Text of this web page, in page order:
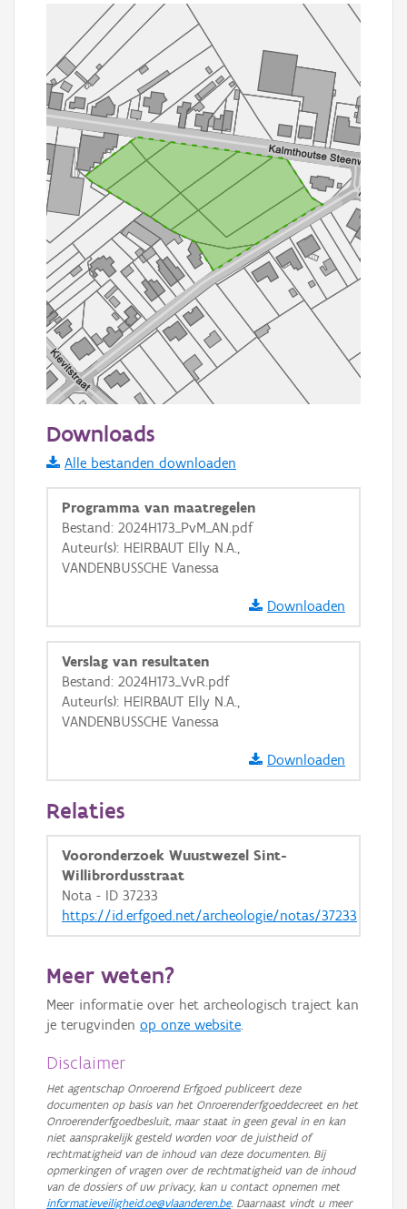
Informatie Vlaanderen
i
+ −
Basis Lagen
OSM-Basiskaart
GRB-Basiskaart
GRB-Basiskaart in grijswaarden
Downloads
Alle bestanden downloaden
Programma van maatregelen
Bestand: 2024H173_PvM_AN.pdf
Auteur(s): HEIRBAUT Elly N.A.,
VANDENBUSSCHE Vanessa
Downloaden
Verslag van resultaten
Bestand: 2024H173_VvR.pdf
Auteur(s): HEIRBAUT Elly N.A.,
VANDENBUSSCHE Vanessa
Downloaden
Relaties
Vooronderzoek Wuustwezel Sint-
Willibrordusstraat
Nota - ID 37233
https://id.erfgoed.net/archeologie/notas/37233
Meer weten?
Meer informatie over het archeologisch traject kan
je terugvinden op onze website.
Disclaimer
Het agentschap Onroerend Erfgoed publiceert deze
documenten op basis van het Onroerenderfgoeddecreet en het
Onroerenderfgoedbesluit, maar staat in geen geval in en kan
niet aansprakelijk gesteld worden voor de juistheid of
rechtmatigheid van de inhoud van deze documenten. Bij
opmerkingen of vragen over de rechtmatigheid van de inhoud
van de dossiers of uw privacy, kan u contact opnemen met
informatieveiligheid.oe@vlaanderen.be. Daarnaast vindt u meer